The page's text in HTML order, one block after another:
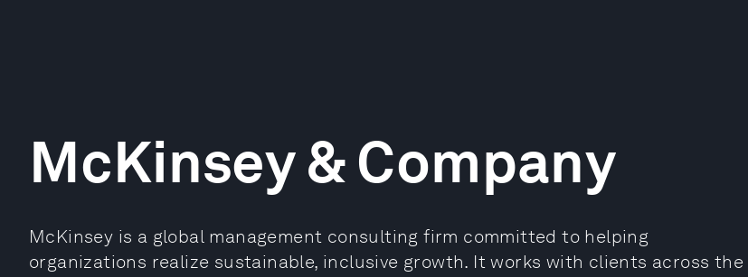
McKinsey & Company
McKinsey is a global management consulting firm committed to helping
organizations realize sustainable, inclusive growth. It works with clients across the